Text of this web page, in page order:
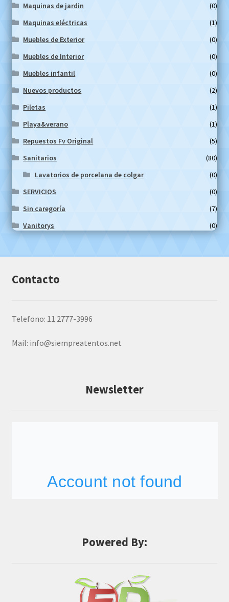
Maquinas de jardin
(0)
Maquinas eléctricas
(1)
Muebles de Exterior
(0)
Muebles de Interior
(0)
Muebles infantil
(0)
Nuevos productos
(2)
Piletas
(1)
Playa&verano
(1)
Repuestos Fv Original
(5)
Sanitarios
(80)
Lavatorios de porcelana de colgar
(0)
SERVICIOS
(0)
Sin caregoría
(7)
Vanitorys
(0)
Contacto
Telefono: 11 2777-3996
Mail: info@siempreatentos.net
Newsletter
Powered By: